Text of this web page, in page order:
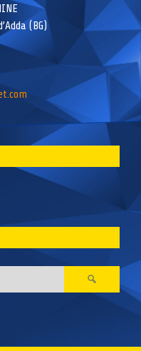
(BG)
Ricerca
per: